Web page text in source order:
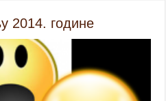
2014. године